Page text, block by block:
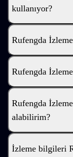
kullanıyor?
Rufengda
Rufengda
Rufengda
alabilirim?
İzleme bilgileri